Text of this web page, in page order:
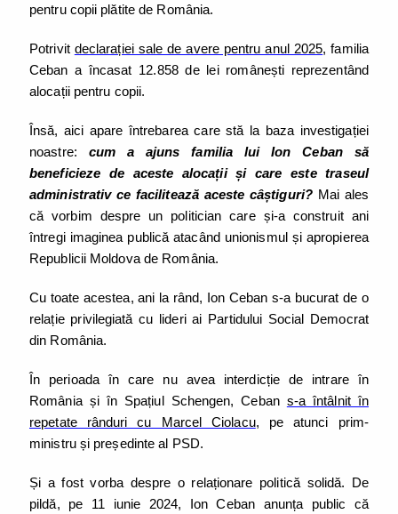
pentru copii plătite de România.
Potrivit declarației sale de avere pentru anul 2025, familia
Ceban a încasat 12.858 de lei românești reprezentând
alocații pentru copii.
Însă, aici apare întrebarea care stă la baza investigației
noastre: cum a ajuns familia lui Ion Ceban să
beneficieze de aceste alocații și care este traseul
administrativ ce facilitează aceste câștiguri? Mai ales
că vorbim despre un politician care și-a construit ani
întregi imaginea publică atacând unionismul și apropierea
Republicii Moldova de România.
Cu toate acestea, ani la rând, Ion Ceban s-a bucurat de o
relație privilegiată cu lideri ai Partidului Social Democrat
din România.
În perioada în care nu avea interdicție de intrare în
România și în Spațiul Schengen, Ceban s-a întâlnit în
repetate rânduri cu Marcel Ciolacu, pe atunci prim-
ministru și președinte al PSD.
Și a fost vorba despre o relaționare politică solidă. De
pildă, pe 11 iunie 2024, Ion Ceban anunța public că